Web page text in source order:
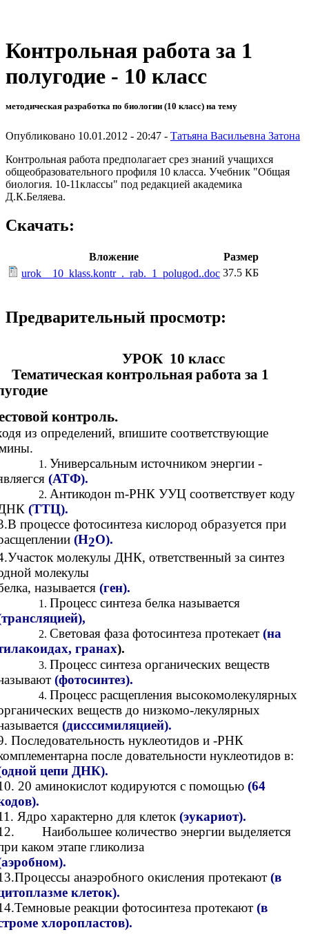
Контрольная работа за 1
полугодие - 10 класс
методическая разработка по биологии (10 класс) на тему
Опубликовано 10.01.2012 - 20:47 - Татьяна Васильевна Затона
Контрольная работа предполагает срез знаний учащихся
общеобразовательного профиля 10 класса. Учебник "Общая
биология. 10-11классы" под редакцией академика
Д.К.Беляева.
Скачать:
Вложение
Размер
urok__10_klass.kontr_._rab._1_polugod..doc 37.5 КБ
Предварительный просмотр:
10 класс
контрольная работа за 1
контроль.
из определений, впишите соответствующие
Универсальным источником энергии -
(АТФ).
Антикодон m-РНК УУЦ соответствует коду
(ТТЦ).
процессе фотосинтеза кислород образуется при
(Н2О).
молекулы ДНК, ответственный за синтез
молекулы
называется (ген).
Процесс синтеза белка называется
Световая фаза фотосинтеза протекает (на
гранах).
Процесс синтеза органических веществ
(фотосинтез).
Процесс расщепления высокомолекулярных
веществ до низкомо-лекулярных
(дисссимиляцией).
Последовательность нуклеотидов и -РНК
после довательности нуклеотидов в:
цепи ДНК).
20 аминокислот кодируются с помощью (64
Ядро характерно для клеток (эукариот).
Наибольшее количество энергии выделяется
каком этапе гликолиза
анаэробного окисления протекают (в
клеток).
реакции фотосинтеза протекают (в
хлоропластов).